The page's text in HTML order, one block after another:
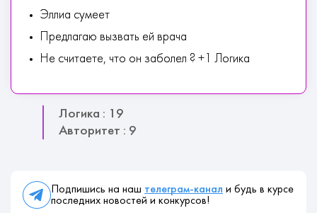
Эллиа сумеет
Предлагаю вызвать ей врача
Не считаете, что он заболел ? +1 Логика
Логика : 19
Авторитет : 9
Подпишись на наш телеграм-канал и будь в курсе
последних новостей и конкурсов!